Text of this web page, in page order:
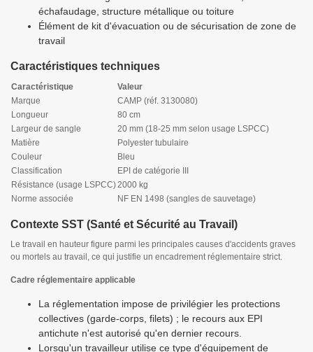
échafaudage, structure métallique ou toiture
Élément de kit d'évacuation ou de sécurisation de zone de
travail
Caractéristiques techniques
Caractéristique
Valeur
Marque
CAMP (réf. 3130080)
Longueur
80 cm
Largeur de sangle
20 mm (18-25 mm selon usage LSPCC)
Matière
Polyester tubulaire
Couleur
Bleu
Classification
EPI de catégorie III
Résistance (usage LSPCC)2000 kg
Norme associée
NF EN 1498 (sangles de sauvetage)
Contexte SST (Santé et Sécurité au Travail)
Le travail en hauteur figure parmi les principales causes d'accidents graves
ou mortels au travail, ce qui justifie un encadrement réglementaire strict.
Cadre réglementaire applicable
La réglementation impose de privilégier les protections
collectives (garde-corps, filets) ; le recours aux EPI
antichute n'est autorisé qu'en dernier recours.
Lorsqu'un travailleur utilise ce type d'équipement de